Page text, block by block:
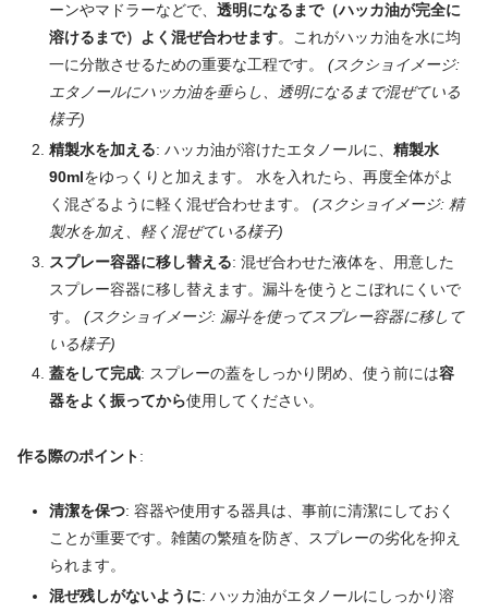
ーンやマドラーなどで、 透明になるまで（ハッカ油が完全に
溶けるまで）よく混ぜ合わせます。これがハッカ油を水に均
一に分散させるための重要な工程です。 (スクショイメージ:
エタノールにハッカ油を垂らし、透明になるまで混ぜている
様子)
精製水を加える: ハッカ油が溶けたエタノールに、 精製水
90mlをゆっくりと加えます。 水を入れたら、再度全体がよ
く混ざるように軽く混ぜ合わせます。 (スクショイメージ: 精
製水を加え、軽く混ぜている様子)
スプレー容器に移し替える: 混ぜ合わせた液体を、用意した
スプレー容器に移し替えます。漏斗を使うとこぼれにくいで
す。 (スクショイメージ: 漏斗を使ってスプレー容器に移して
いる様子)
蓋をして完成: スプレーの蓋をしっかり閉め、使う前には容
器をよく振ってから使用してください。
作る際のポイント:
清潔を保つ: 容器や使用する器具は、事前に清潔にしておく
ことが重要です。雑菌の繁殖を防ぎ、スプレーの劣化を抑え
られます。
混ぜ残しがないように: ハッカ油がエタノールにしっかり溶